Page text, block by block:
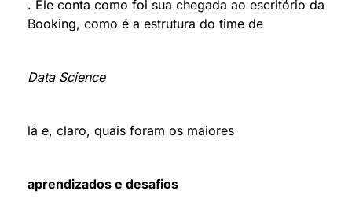
. Ele conta como foi sua chegada ao escritório da
Booking, como é a estrutura do time de
Data Science
lá e, claro, quais foram os maiores
aprendizados e desafios